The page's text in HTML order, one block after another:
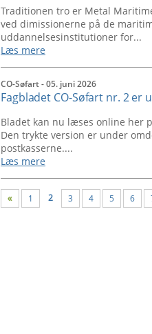
Traditionen tro er Metal
ved dimissionerne på de
uddannelsesinstitutioner for...
Læs mere
CO-Søfart- 05. juni 2026
Fagbladet CO-Søfart nr. 2 er
Bladet kan nu læses online her
Den trykte version er under
postkasserne....
Læs mere
1 2 3 4 5 6